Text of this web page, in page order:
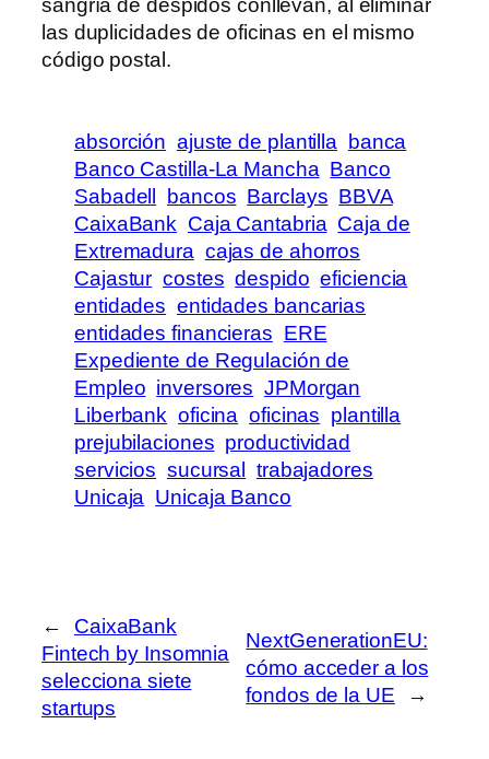
sangría de despidos conllevan, al eliminar
las duplicidades de oficinas en el mismo
código postal.
absorción ajuste de plantilla banca
Banco Castilla-La Mancha Banco
Sabadell
bancos Barclays BBVA
CaixaBank Caja Cantabria Caja de
Extremadura cajas de ahorros
Cajastur costes despido eficiencia
entidades entidades bancarias
entidades financieras ERE
Expediente de Regulación de
Empleo inversores JPMorgan
Liberbank oficina oficinas plantilla
prejubilaciones productividad
servicios sucursal
trabajadores
Unicaja Unicaja Banco
←
CaixaBank
Fintech by Insomnia
selecciona siete
startups
NextGenerationEU:
cómo acceder a los
fondos de la UE
→